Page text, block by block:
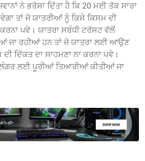
ਨੇ ਭਰੋਸਾ ਦਿੱਤਾ ਹੈ ਕਿ 20 ਮਈ ਤੱਕ ਸਾਰਾ
ਤਾਂ ਜੋ ਯਾਤਰੀਆਂ ਨੂੰ ਕਿਸੇ ਕਿਸਮ ਦੀ
ਕਰਨਾ ਪਵੇ। ਯਾਤਰਾ ਸਬੰਧੀ ਟਰੱਸਟ ਵੱਲੋਂ
ਜਾ ਰਹੀਆਂ ਹਨ ਤਾਂ ਜੋ ਯਾਤਰਾ ਲਈ ਆਉਣ
ਦਿੱਕਤ ਦਾ ਸਾਹਮਣਾ ਨਾ ਕਰਨਾ ਪਵੇ।
ਲਈ ਪੂਰੀਆਂ ਤਿਆਰੀਆਂ ਕੀਤੀਆਂ ਜਾ